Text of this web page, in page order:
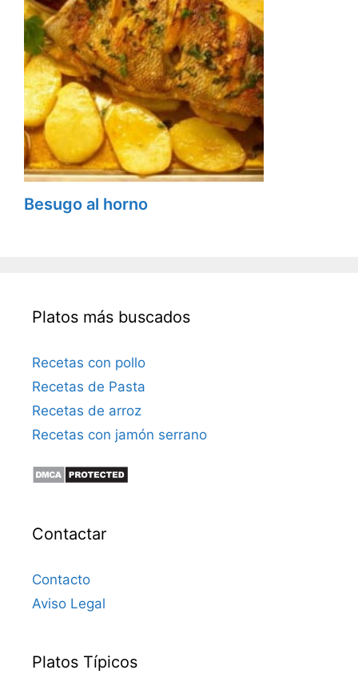
Besugo al horno
Platos más buscados
Recetas con pollo
Recetas de Pasta
Recetas de arroz
Recetas con jamón serrano
Contactar
Contacto
Aviso Legal
Platos Típicos